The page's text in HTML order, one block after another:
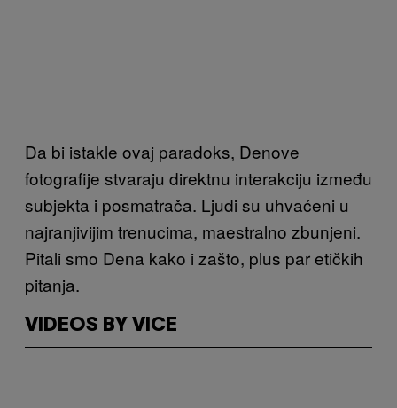
Da bi istakle ovaj paradoks, Denove
fotografije stvaraju direktnu interakciju između
subjekta i posmatrača. Ljudi su uhvaćeni u
najranjivijim trenucima, maestralno zbunjeni.
Pitali smo Dena kako i zašto, plus par etičkih
pitanja.
VIDEOS BY VICE